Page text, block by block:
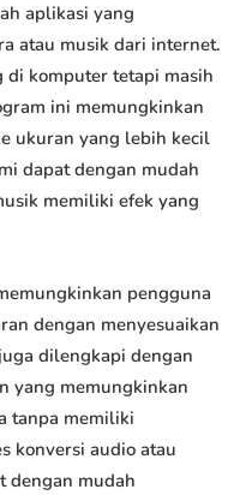
aplikasi yang
atau musik dari internet.
di komputer tetapi masih
ini memungkinkan
ukuran yang lebih kecil
dapat dengan mudah
memiliki efek yang
pengguna
dengan menyesuaikan
dilengkapi dengan
yang memungkinkan
tanpa memiliki
konversi audio atau
dengan mudah